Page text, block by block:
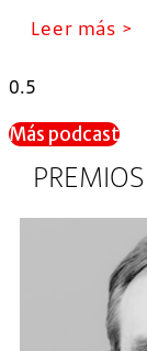
Leer más >
Más podcast
PREMIOS